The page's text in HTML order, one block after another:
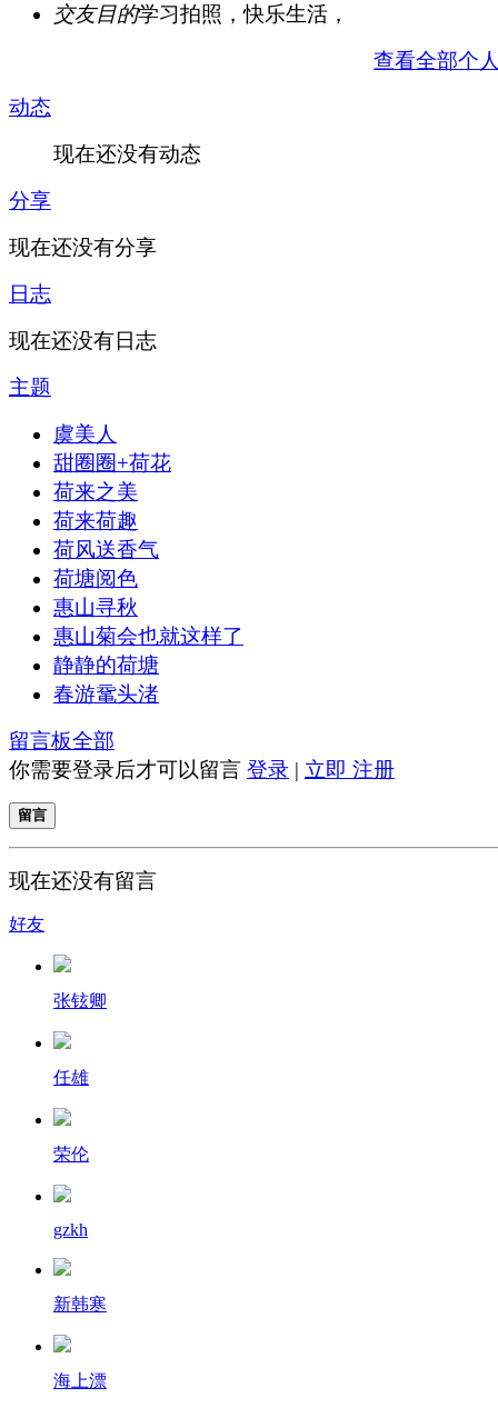
交友目的学习拍照，快乐生活，
查看全部个
动态
现在还没有动态
分享
现在还没有分享
日志
现在还没有日志
主题
虞美人
甜圈圈+荷花
荷来之美
荷来荷趣
荷风送香气
荷塘阅色
惠山寻秋
惠山菊会也就这样了
静静的荷塘
春游鼋头渚
留言板全部
你需要登录后才可以留言 登录 | 立即 注册
留言
现在还没有留言
好友
张铉卿
任雄
荣伦
gzkh
新韩寒
海上漂